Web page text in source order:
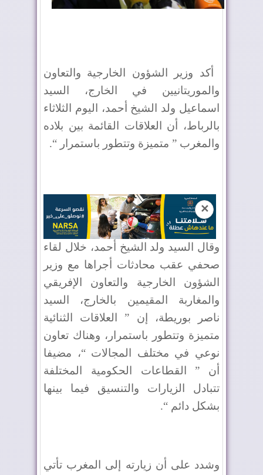
أكد وزير الشؤون الخارجية والتعاون
والموريتانيين في الخارج، السيد
اسماعيل ولد الشيخ أحمد، اليوم الثلاثاء
بالرباط، أن العلاقات القائمة بين بلاده
والمغرب ” متميزة وتتطور باستمرار “.
✕
وقال السيد ولد الشيخ أحمد، خلال لقاء
صحفي عقب محادثات أجراها مع وزير
الشؤون الخارجية والتعاون الإفريقي
والمغاربة المقيمين بالخارج، السيد
ناصر بوريطة، إن ” العلاقات الثنائية
متميزة وتتطور باستمرار، وهناك تعاون
نوعي في مختلف المجالات “، مضيفا
أن ” القطاعات الحكومية المختلفة
تتبادل الزيارات والتنسيق فيما بينها
بشكل دائم “.
وشدد على أن زيارته إلى المغرب تأتي